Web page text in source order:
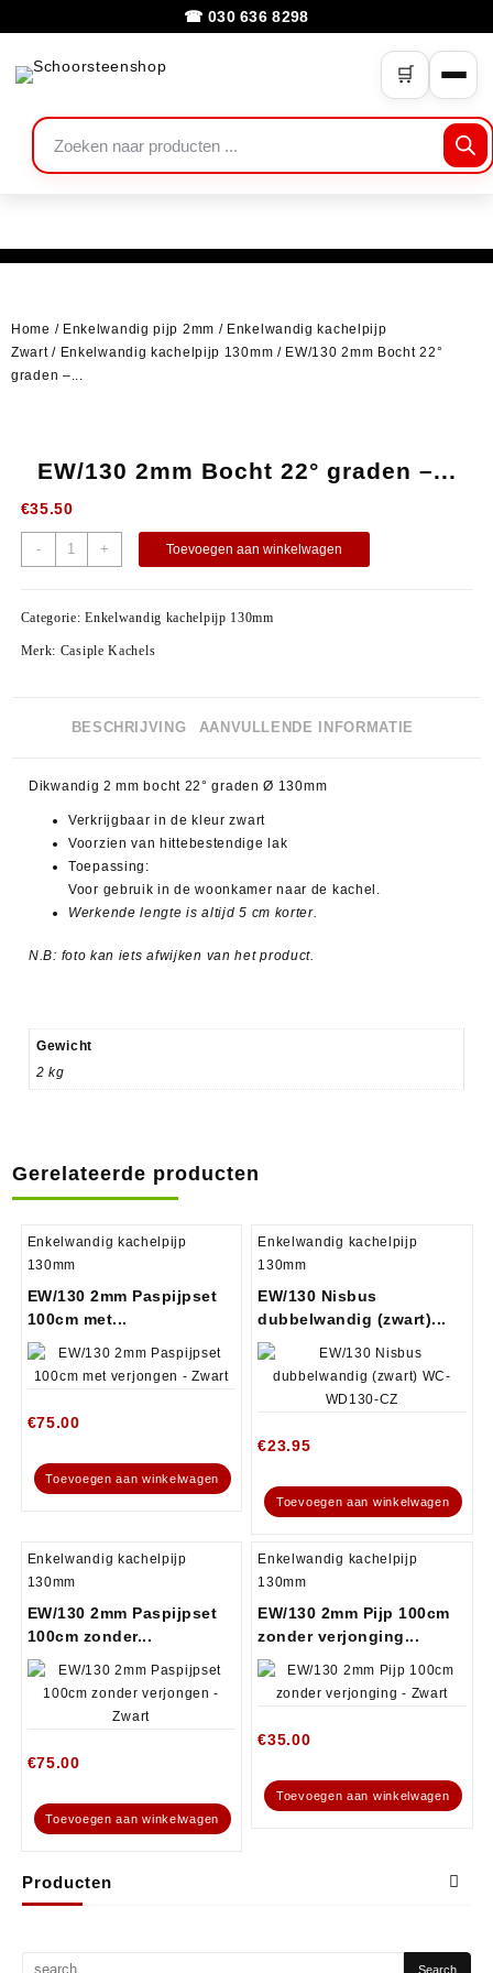
☎ 030 636 8298
🛒
Producten
Home / Enkelwandig pijp 2mm / Enkelwandig kachelpijp
Zwart/ Enkelwandig kachelpijp 130mm / EW/130 2mm Bocht 22°
graden –...
EW/130 2mm Bocht 22° graden –...
€35.50
- + Toevoegen aan winkelwagen
Categorie:Enkelwandig kachelpijp 130mm
Merk: Casiple Kachels
BESCHRIJVING AANVULLENDE INFORMATIE
Dikwandig 2 mm bocht 22° graden Ø 130mm
Verkrijgbaar in de kleur zwart
Voorzien van hittebestendige lak
Toepassing:
Voor gebruik in de woonkamer naar de kachel.
Werkende lengte is altijd 5 cm korter.
N.B: foto kan iets afwijken van het product.
Gewicht
2 kg
Gerelateerde producten
Enkelwandig kachelpijp
130mm
EW/130 2mm Paspijpset
100cm met...
€75.00
Toevoegen aan winkelwagen
Enkelwandig kachelpijp
130mm
EW/130 Nisbus
dubbelwandig (zwart)...
€23.95
Toevoegen aan winkelwagen
Enkelwandig kachelpijp
130mm
EW/130 2mm Paspijpset
100cm zonder...
€75.00
Toevoegen aan winkelwagen
Enkelwandig kachelpijp
130mm
EW/130 2mm Pijp 100cm
zonder verjonging...
€35.00
Toevoegen aan winkelwagen